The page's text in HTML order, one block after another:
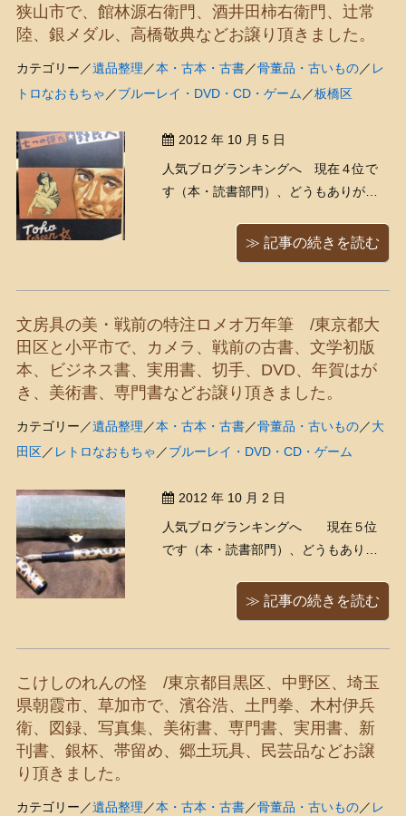
狭山市で、館林源右衛門、酒井田柿右衛門、辻常
陸、銀メダル、高橋敬典などお譲り頂きました。
カテゴリー／遺品整理／本・古本・古書／骨董品・古いもの／ レ
トロなおもちゃ／ブルーレイ・DVD・CD・ゲーム／板橋区
2012 年 10 月 5 日
人気ブログランキングへ 現在４位で
す（本・読書部門）、どうもありがと
ん好みの商品がたくさん入ってきたよ
～（*＾ω＾*）」 「う、わ～～～～
古 ...
≫ 記事の続きを読む
文房具の美・戦前の特注ロメオ万年筆 /東京都大
田区と小平市で、カメラ、戦前の古書、文学初版
本、ビジネス書、実用書、切手、DVD、年賀はが
き、美術書、専門書などお譲り頂きました。
カテゴリー／遺品整理／本・古本・古書／骨董品・古いもの／大
田区／ レトロなおもちゃ／ブルーレイ・DVD・CD・ゲーム
2012 年 10 月 2 日
人気ブログランキングへ 現在５位
です（本・読書部門）、どうもありが
万年筆。レトロで素敵です、戦前くら
いの物と推測されます。 蓋を開ける
≫ 記事の続きを読む
こけしのれんの怪 /東京都目黒区、中野区、埼玉
県朝霞市、草加市で、濱谷浩、土門拳、木村伊兵
衛、図録、写真集、美術書、専門書、実用書、新
刊書、銀杯、帯留め、郷土玩具、民芸品などお譲
り頂きました。
カテゴリー／遺品整理／本・古本・古書／骨董品・古いもの／ レ